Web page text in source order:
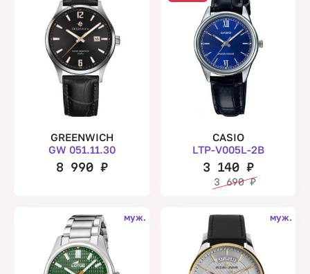
GREENWICH
GW 051.11.30
8 990 ₽
CASIO
LTP-V005L-2B
3 140₽
3 690₽
муж. муж.